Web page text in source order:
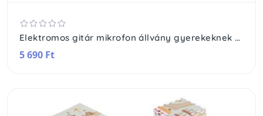
Elektromos gitár mikrofon állvány gyerekeknek mp3 kék
5 690 Ft